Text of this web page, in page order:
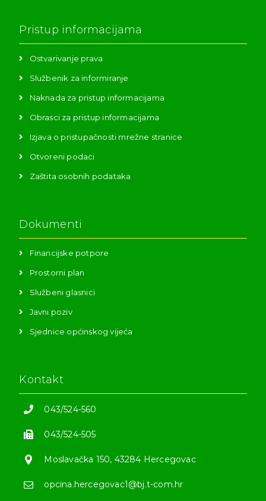
Pristup informacijama
Ostvarivanje prava
Službenik za informiranje
Naknada za pristup informacijama
Obrasci za pristup informacijama
Izjava o pristupačnosti mrežne stranice
Otvoreni podaci
Zaštita osobnih podataka
Dokumenti
Financijske potpore
Prostorni plan
Službeni glasnici
Javni poziv
Sjednice općinskog vijeća
Kontakt
043/524-560
043/524-505
Moslavačka 150, 43284 Hercegovac
opcina.hercegovac1@bj.t-com.hr